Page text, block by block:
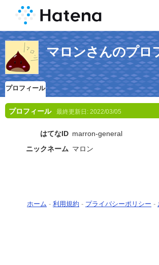
マロンさんのプロ
プロフィール
プロフィール 最終更新日: 2022/03/05
はてなID marron-general
ニックネーム マロン
ホーム - 利用規約 - プライバシーポリシー -